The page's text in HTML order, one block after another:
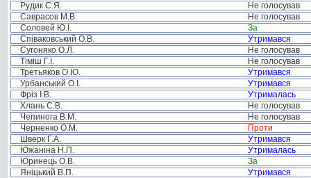
Рудик С.Я.
Не голосував
Саврасов М.В.
Не голосував
Соловей Ю.І.
За
Співаковський О.В.
Утримався
Сугоняко О.Л.
Не голосував
Тіміш Г.І.
Не голосував
Третьяков О.Ю.
Утримався
Урбанський О.І.
Утримався
Фріз І.В.
Утрималась
Хлань С.В.
Не голосував
Чепинога В.М.
Не голосував
Черненко О.М.
Проти
Шверк Г.А.
Утримався
Южаніна Н.П.
Утрималась
Юринець О.В.
За
Яніцький В.П.
Утримався